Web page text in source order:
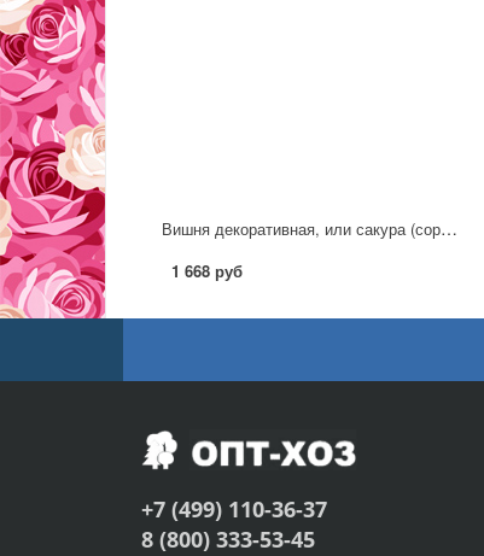
Вишня декоративная, или сакура (сорт 'Pink Parasol')
1 668 руб
+7 (499) 110-36-37
8 (800) 333-53-45